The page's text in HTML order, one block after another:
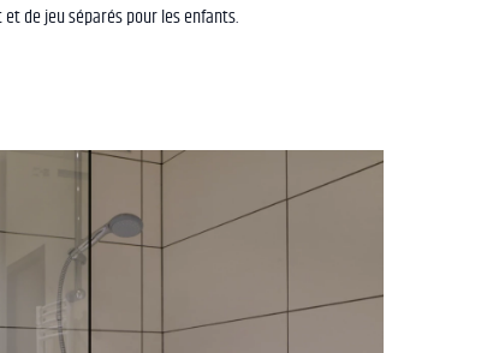
de jeu séparés pour les enfants.